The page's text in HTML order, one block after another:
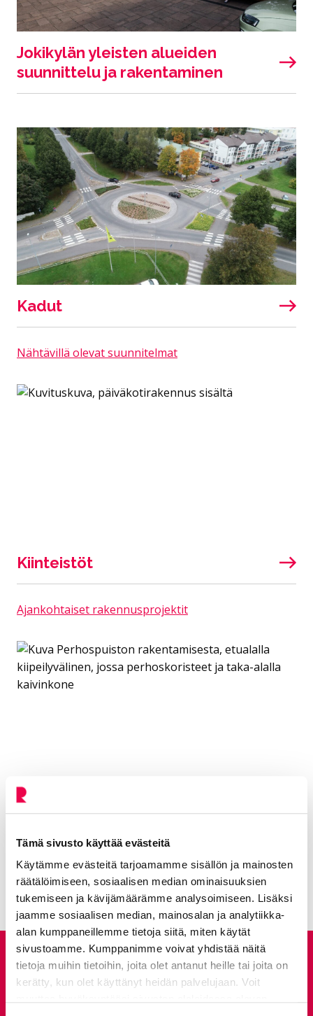
Tämä sivusto käyttää evästeitä
Käytämme evästeitä tarjoamamme sisällön ja mainosten
räätälöimiseen, sosiaalisen median ominaisuuksien
tukemiseen ja kävijämäärämme analysoimiseen. Lisäksi
jaamme sosiaalisen median, mainosalan ja analytiikka-
alan kumppaneillemme tietoja siitä, miten käytät
sivustoamme. Kumppanimme voivat yhdistää näitä
tietoja muihin tietoihin, joita olet antanut heille tai joita on
kerätty, kun olet käyttänyt heidän palvelujaan. Voit
Jokikylän yleisten alueiden
suunnittelu ja rakentaminen
Kadut
Nähtävillä olevat suunnitelmat
Kiinteistöt
Ajankohtaiset rakennusprojektit
Puistot ja ulkoliikuntapaikat
Anna palautetta